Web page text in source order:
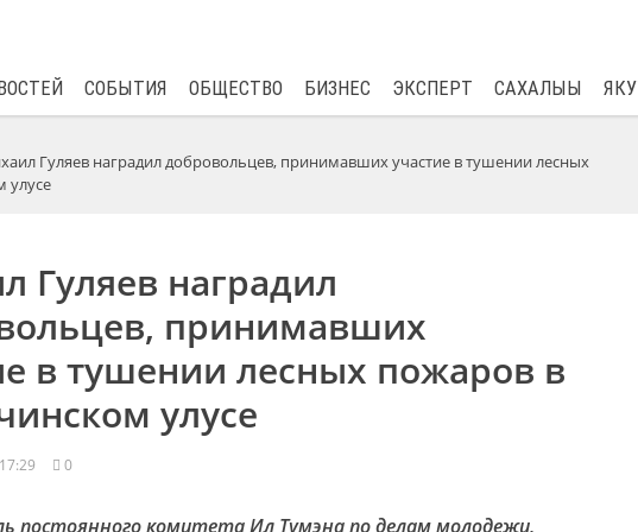
СОБЫТИЯ ОБЩЕСТВО БИЗНЕС ЭКСПЕРТ САХАЛЫЫ
Гуляев наградил добровольцев, принимавших участие в тушении лесных
улусе
Гуляев наградил
принимавших
в тушении лесных пожаров в
улусе
17:29 0
постоянного комитета Ил Тумэна по делам молодежи,